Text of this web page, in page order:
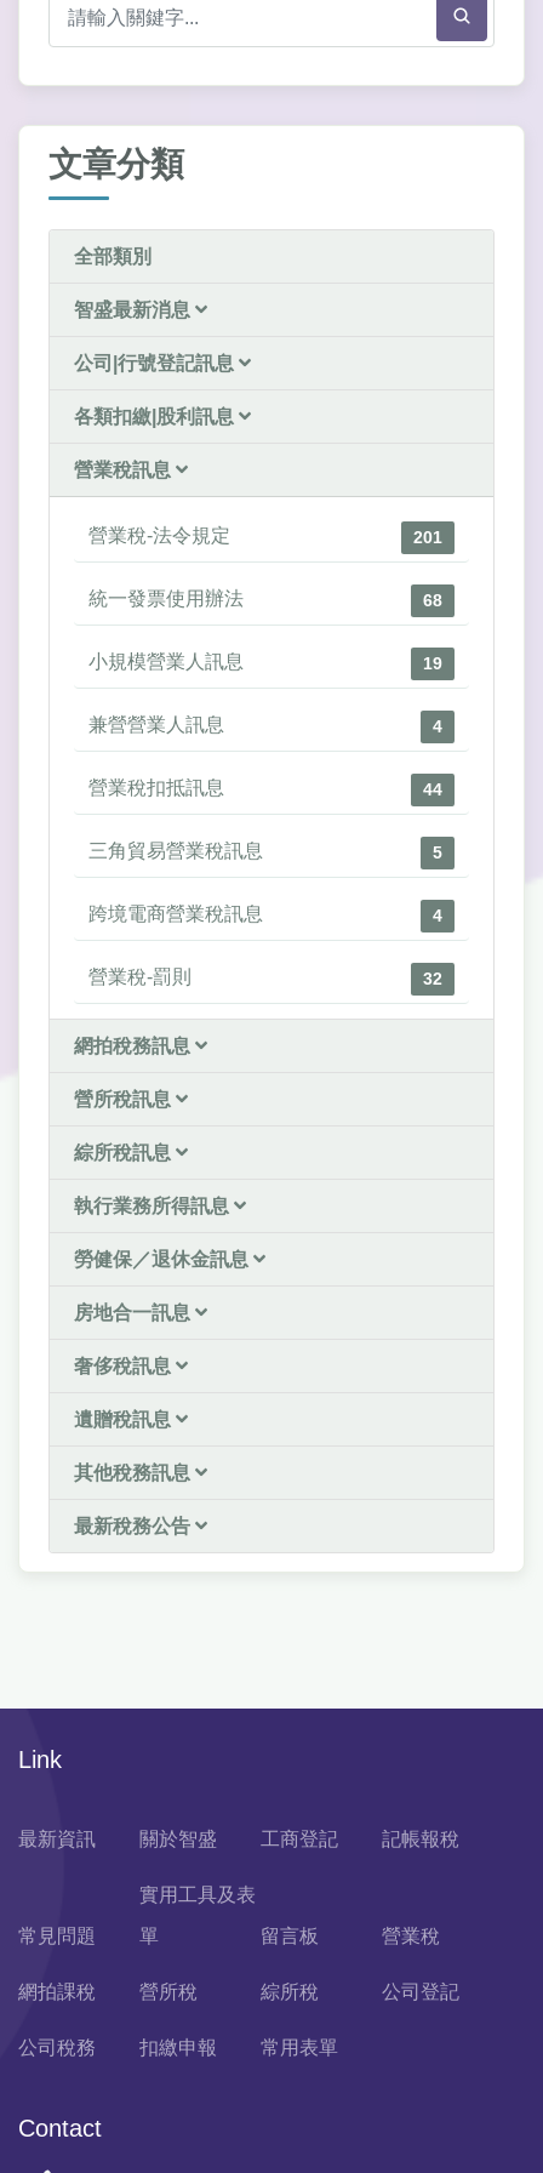
文章分類
全部類別
智盛最新消息
公司|行號登記訊息
各類扣繳|股利訊息
營業稅訊息
營業稅-法令規定 201
統一發票使用辦法 68
小規模營業人訊息 19
兼營營業人訊息 4
營業稅扣抵訊息 44
三角貿易營業稅訊息 5
跨境電商營業稅訊息 4
營業稅-罰則 32
網拍稅務訊息
營所稅訊息
綜所稅訊息
執行業務所得訊息
勞健保／退休金訊息
房地合一訊息
奢侈稅訊息
遺贈稅訊息
其他稅務訊息
最新稅務公告
Link
最新資訊 關於智盛 工商登記 記帳報稅
常見問題
實用工具及表
單
留言板 營業稅
網拍課稅 營所稅 綜所稅 公司登記
公司稅務 扣繳申報 常用表單
Contact